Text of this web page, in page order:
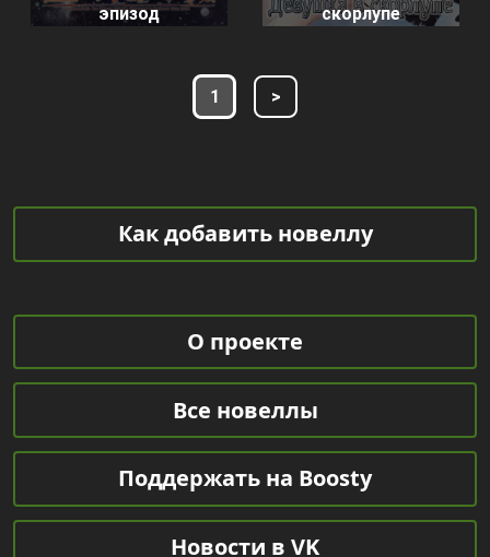
эпизод
скорлупе
1 >
Как добавить новеллу
О проекте
Все новеллы
Поддержать на Boosty
Новости в VK